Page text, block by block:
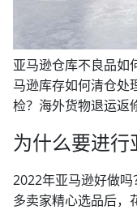
亚马逊仓库不良品如
马逊库存如何清仓处
检？海外货物退运返
为什么要进行
2022年亚马逊好做
多卖家精心选品后，